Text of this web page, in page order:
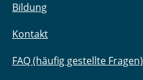
Bildung
Kontakt
FAQ (häufig gestellte Fragen)